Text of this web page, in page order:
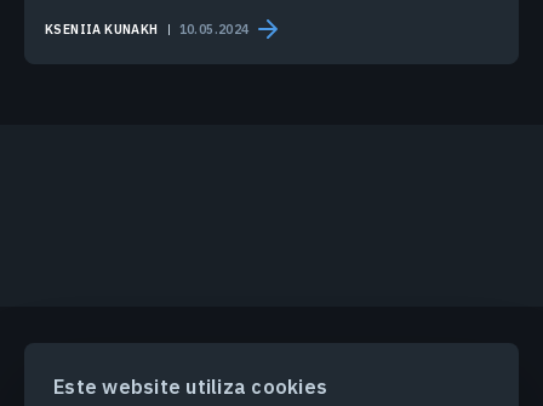
Este website utiliza cookies
KSENIIA KUNAKH 10.05.2024
PRODUCTS & SOLUTIONS